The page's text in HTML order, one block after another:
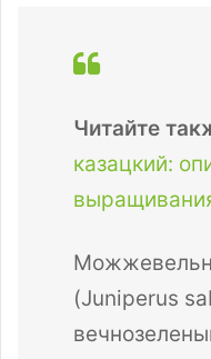
Читайте
казацкий:
(Juniperus